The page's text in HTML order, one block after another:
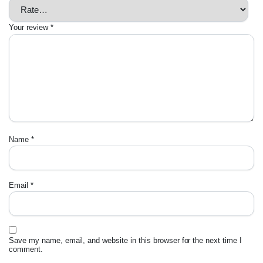
Your review *
Name *
Email *
Save my name, email, and website in this browser for the next time I
comment.